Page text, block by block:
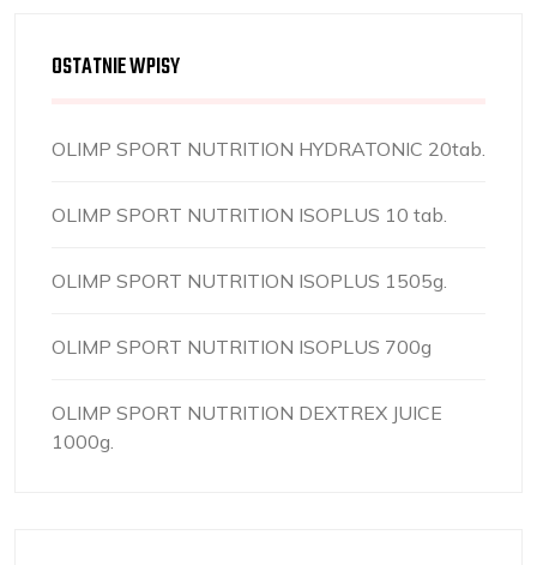
OSTATNIE WPISY
OLIMP SPORT NUTRITION HYDRATONIC 20tab.
OLIMP SPORT NUTRITION ISOPLUS 10 tab.
OLIMP SPORT NUTRITION ISOPLUS 1505g.
OLIMP SPORT NUTRITION ISOPLUS 700g
OLIMP SPORT NUTRITION DEXTREX JUICE
1000g.